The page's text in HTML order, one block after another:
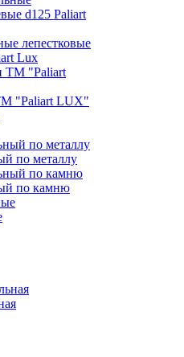
лепестковые
Lux
"Paliart LUX"
по металлу
по камню